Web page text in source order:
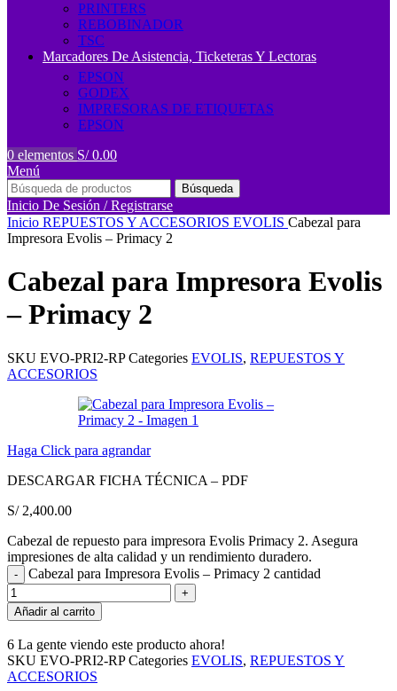
PRINTERS
REBOBINADOR
TSC
Marcadores De Asistencia, Ticketeras Y Lectoras
EPSON
GODEX
IMPRESORAS DE ETIQUETAS
EPSON
0 elementos S/0.00
Menú
Búsqueda
Inicio De Sesión / Registrarse
Inicio REPUESTOS Y ACCESORIOS EVOLIS Cabezal para
Impresora Evolis – Primacy 2
Cabezal para Impresora Evolis
– Primacy 2
SKU EVO-PRI2-RPCategories EVOLIS, REPUESTOS Y
ACCESORIOS
Haga Click para agrandar
DESCARGAR FICHA TÉCNICA – PDF
S/2,400.00
Cabezal de repuesto para impresora Evolis Primacy 2. Asegura
impresiones de alta calidad y un rendimiento duradero.
Cabezal para Impresora Evolis – Primacy 2 cantidad
Añadir al carrito
6 La gente viendo este producto ahora!
SKU EVO-PRI2-RPCategories EVOLIS, REPUESTOS Y
ACCESORIOS